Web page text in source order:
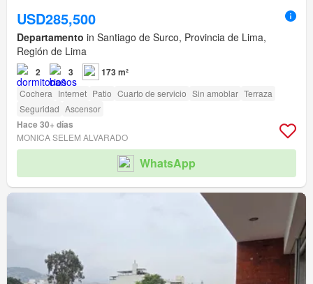
USD285,500
Departamento in Santiago de Surco, Provincia de Lima,
Región de Lima
2 3 173 m²
Cochera Internet Patio Cuarto de servicio Sin amoblar Terraza
Seguridad Ascensor
Hace 30+ días
MONICA SELEM ALVARADO
WhatsApp